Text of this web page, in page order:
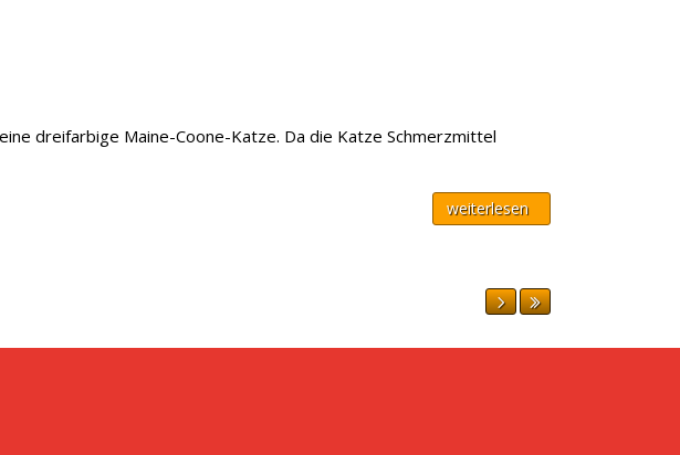
dreifarbige Maine-Coone-Katze. Da die Katze Schmerzmittel
weiterlesen